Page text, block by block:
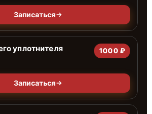
Записаться
уплотнителя
1000 ₽
Записаться